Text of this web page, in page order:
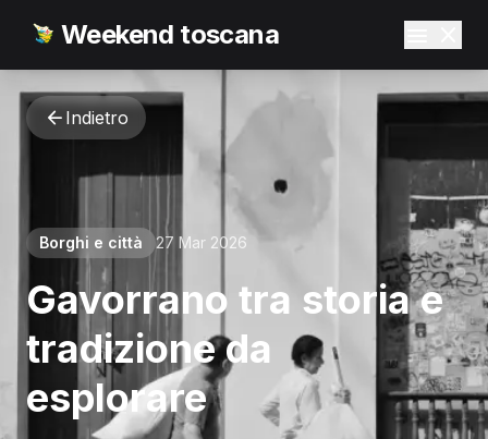
Weekend toscana
Indietro
Borghi e città 27 Mar 2026
Gavorrano tra storia e
tradizione da
esplorare